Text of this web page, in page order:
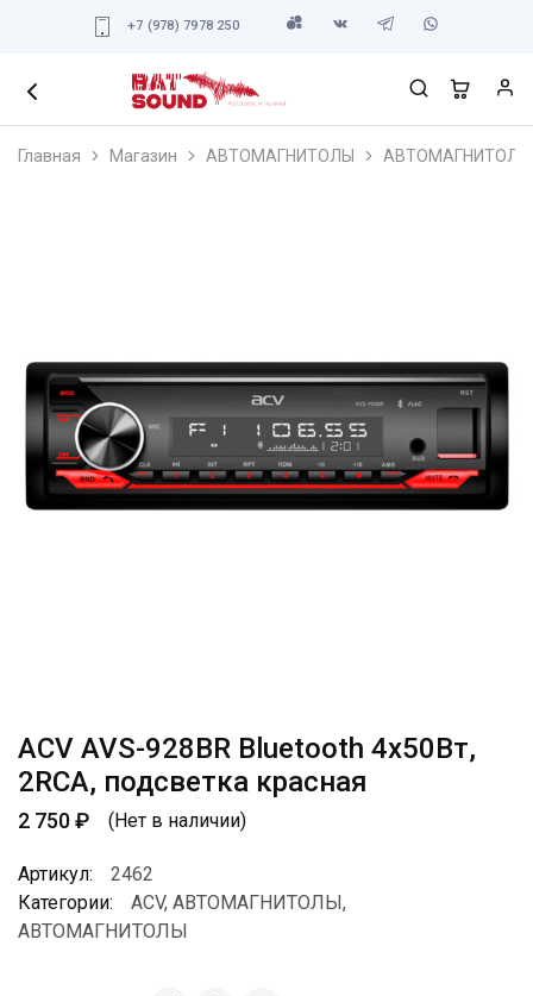
+7 (978) 7978 250
Главная Магазин АВТОМАГНИТОЛЫ АВТОМАГНИТОЛЫ
ACV AVS-928BR Bluetooth 4х50Вт,
2RCA, подсветка красная
2 750₽ (Нет в наличии)
Артикул:
2462
Категории:
ACV, АВТОМАГНИТОЛЫ,
АВТОМАГНИТОЛЫ